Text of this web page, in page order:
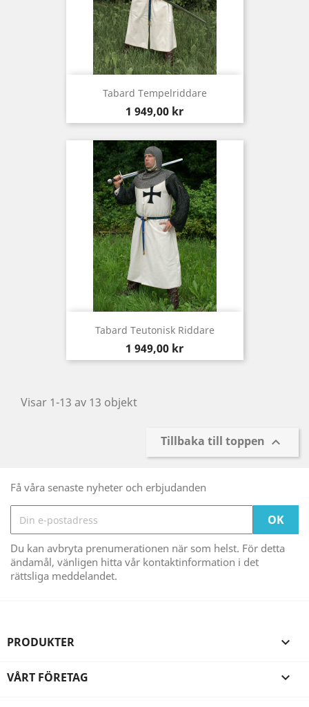
Tabard Tempelriddare
Pris
1 949,00 kr
Tabard Teutonisk Riddare
Pris
1 949,00 kr
Visar 1-13 av 13 objekt
Tillbaka till toppen 
Få våra senaste nyheter och erbjudanden
Du kan avbryta prenumerationen när som helst. För detta
ändamål, vänligen hitta vår kontaktinformation i det
rättsliga meddelandet.
PRODUKTER 
VÅRT FÖRETAG 